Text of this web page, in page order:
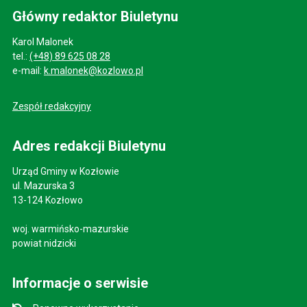
Główny redaktor Biuletynu
Karol Malonek
tel.: (+48) 89 625 08 28
e-mail: k.malonek@kozlowo.pl
Zespół redakcyjny
Adres redakcji Biuletynu
Urząd Gminy w Kozłowie
ul. Mazurska 3
13-124 Kozłowo
woj. warmińsko-mazurskie
powiat nidzicki
Informacje o serwisie